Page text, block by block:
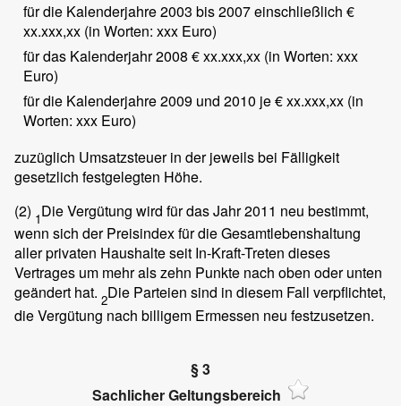
für die Kalenderjahre 2003 bis 2007 einschließlich €
xx.xxx,xx (in Worten: xxx Euro)
für das Kalenderjahr 2008 € xx.xxx,xx (in Worten: xxx
Euro)
für die Kalenderjahre 2009 und 2010 je € xx.xxx,xx (in
Worten: xxx Euro)
zuzüglich Umsatzsteuer in der jeweils bei Fälligkeit
gesetzlich festgelegten Höhe.
(2) 1Die Vergütung wird für das Jahr 2011 neu bestimmt,
wenn sich der Preisindex für die Gesamtlebenshaltung
aller privaten Haushalte seit In-Kraft-Treten dieses
Vertrages um mehr als zehn Punkte nach oben oder unten
geändert hat. 2Die Parteien sind in diesem Fall verpflichtet,
die Vergütung nach billigem Ermessen neu festzusetzen.
§ 3
Sachlicher Geltungsbereich